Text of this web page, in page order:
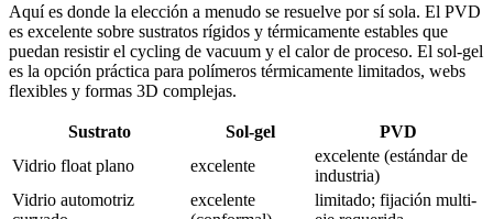
Aquí es donde la elección a menudo se resuelve por sí sola. El PVD
es excelente sobre sustratos rígidos y térmicamente estables que
puedan resistir el cycling de vacuum y el calor de proceso. El sol-gel
es la opción práctica para polímeros térmicamente limitados, webs
flexibles y formas 3D complejas.
Sustrato Sol-gel
PVD
Vidrio float plano
excelente
excelente (estándar de
industria)
Vidrio automotriz
excelente
limitado; fijación multi-